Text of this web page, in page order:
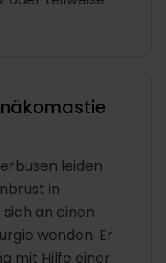
leiden
in
sich an einen
wenden. Er
mit Hilfe einer